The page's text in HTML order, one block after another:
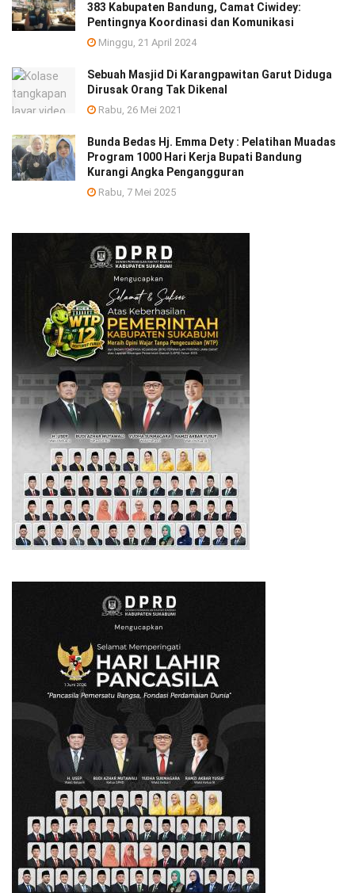
383 Kabupaten Bandung, Camat Ciwidey:
Pentingnya Koordinasi dan Komunikasi
Minggu, 21 April 2024
Sebuah Masjid Di Karangpawitan Garut Diduga
Dirusak Orang Tak Dikenal
Rabu, 26 Mei 2021
Bunda Bedas Hj. Emma Dety : Pelatihan Muadas
Program 1000 Hari Kerja Bupati Bandung
Kurangi Angka Pengangguran
Rabu, 7 Mei 2025